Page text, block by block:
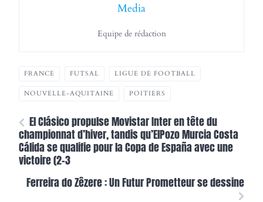
Media
Equipe de rédaction
FRANCE FUTSAL LIGUE DE FOOTBALL
NOUVELLE-AQUITAINE POITIERS
El Clásico propulse Movistar Inter en tête du
championnat d’hiver, tandis qu’ElPozo Murcia Costa
Cálida se qualifie pour la Copa de España avec une
victoire (2-3
Ferreira do Zêzere : Un Futur Prometteur se dessine